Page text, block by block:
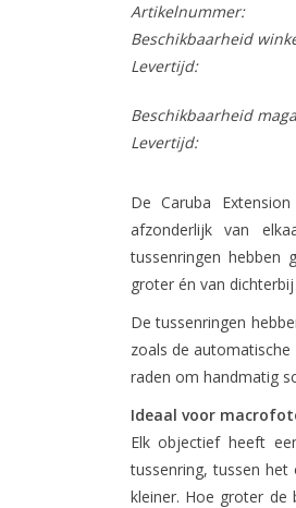
Artikelnummer:
Beschikbaarheid
Levertijd:
Beschikbaarheid
Levertijd:
De Caruba
afzonderlijk van
tussenringen hebben
groter én van
De tussenringen
zoals de
raden om handmatig
Ideaal voor
Elk objectief heeft
tussenring, tussen
kleiner. Hoe groter de